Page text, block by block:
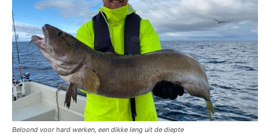
Beloond voor hard werken, een dikke leng uit de diepte